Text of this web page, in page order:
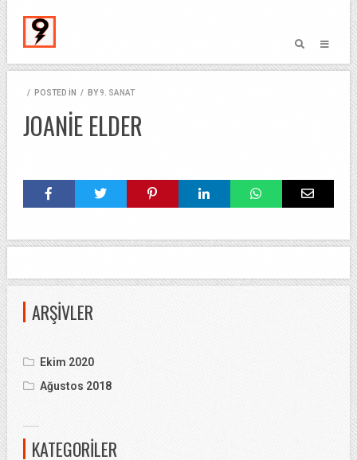
/ POSTED IN / BY 9. SANAT
JOANIE ELDER
ARŞIVLER
Ekim 2020
Ağustos 2018
KATEGORILER